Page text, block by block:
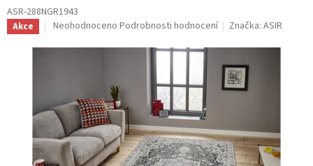
ASR-288NGR1943
Akce
Průměrné
produktu
5
hvězdiček.
Neohodnoceno Podrobnosti hodnocení Značka:ASIR